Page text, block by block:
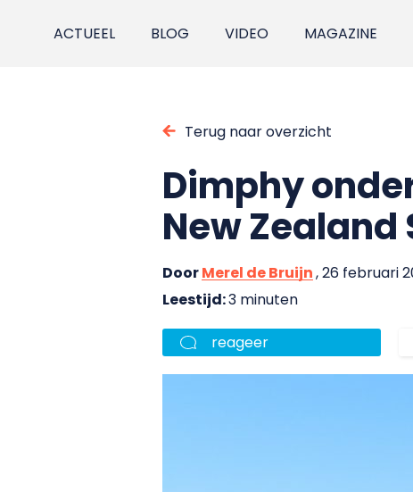
ACTUEEL BLOG VIDEO MAGAZINE
Terug naar overzicht
Dimphy
New
DoorMerel de Bruijn, 26 februari
Leestijd:3 minuten
reageer